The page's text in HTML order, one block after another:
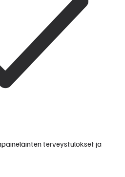
terveystulokset ja